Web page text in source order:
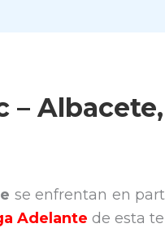
–
se enfrentan en
Adelante de esta